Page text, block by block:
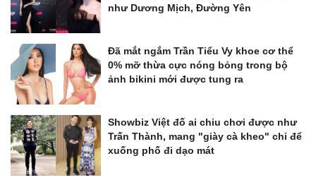
như Dương Mịch, Đường Yên
Đã mắt ngắm Trần Tiểu Vy khoe cơ thể
0% mỡ thừa cực nóng bỏng trong bộ
ảnh bikini mới được tung ra
Showbiz Việt đố ai chiu chơi được như
Trấn Thành, mang "giày cà kheo" chỉ để
xuống phố đi dạo mát